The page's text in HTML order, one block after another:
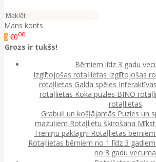
Mans konts
0 €000
Grozs ir tukšs!
Bērniem līdz 3 gadu
Izglītojošas rotaļlietas Izglītojošas
rotaļlietas Galda spēles
rotaļlietas Koka puzles BINO
rotaļlietas
Grabuļi un košļājamās Puzles un
mazuļiem Rotaļlietu šķirošana
Treniņu paklājiņi Rotaļlietas
Rotaļlietas bērniem no 1 līdz 3 gadiem
no 3 gadu vecuma